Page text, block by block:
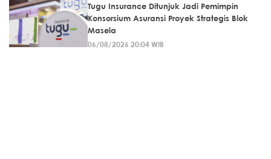
Tugu Insurance Ditunjuk Jadi Pemimpin
Konsorsium Asuransi Proyek Strategis Blok
Masela
06/08/2026 20:04 WIB